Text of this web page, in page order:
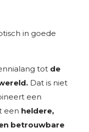
in goede
tot de
Dat is niet
een
een heldere,
betrouwbare